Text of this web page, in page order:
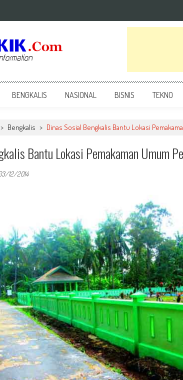
BENGKALIS NASIONAL BISNIS TEKNO
> Bengkalis > Dinas Sosial Bengkalis Bantu Lokasi
Bantu Lokasi Pemakaman Umum
12/2014